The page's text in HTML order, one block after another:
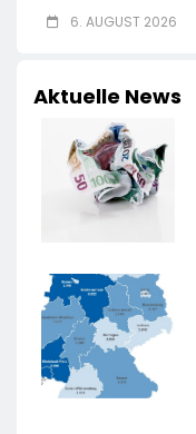
6. AUGUST 2026
Aktuelle News